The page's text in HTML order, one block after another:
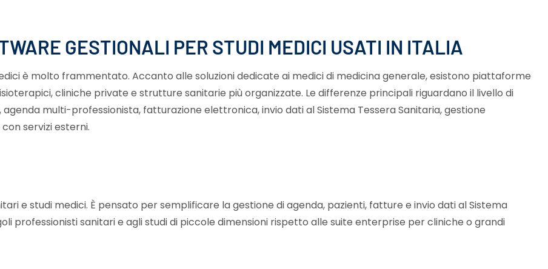
GESTIONALI PER STUDI MEDICI USATI IN ITALIA
è molto frammentato. Accanto alle soluzioni dedicate ai medici di medicina generale, esistono piattaforme
cliniche private e strutture sanitarie più organizzate. Le differenze principali riguardano il livello di
multi-professionista, fatturazione elettronica, invio dati al Sistema Tessera Sanitaria, gestione
servizi esterni.
e studi medici. È pensato per semplificare la gestione di agenda, pazienti, fatture e invio dati al Sistema
professionisti sanitari e agli studi di piccole dimensioni rispetto alle suite enterprise per cliniche o grandi